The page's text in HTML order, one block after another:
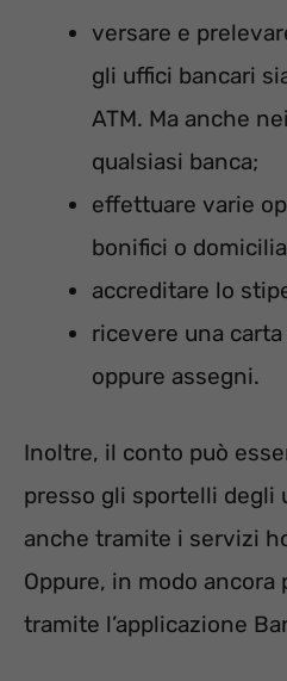
versare e
gli uffici bancari
ATM. Ma anche
qualsiasi banca;
effettuare varie
bonifici o
accreditare lo
ricevere una
oppure assegni.
Inoltre, il conto può
presso gli sportelli degli
anche tramite i servizi
Oppure, in modo ancora
tramite l’applicazione